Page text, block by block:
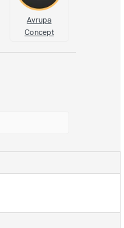
Avrupa
Concept